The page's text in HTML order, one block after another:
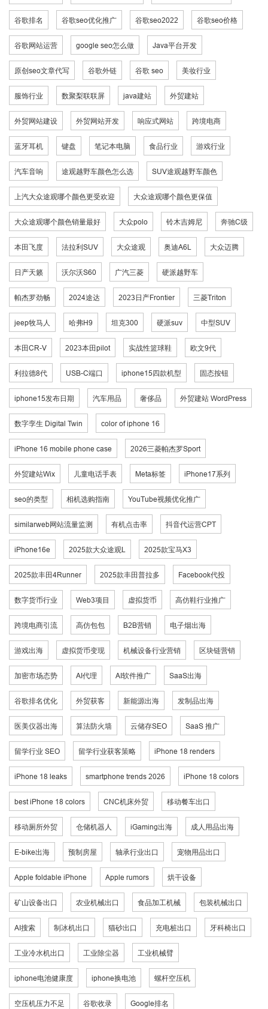
谷歌排名 谷歌seo优化推广 谷歌seo2022 谷歌seo价格
谷歌网站运营 google seo怎么做 Java平台开发
原创seo文章代写 谷歌外链 谷歌 seo 美妆行业
服饰行业 数聚梨联联屏 java建站 外贸建站
外贸网站建设 外贸网站开发 响应式网站 跨境电商
蓝牙耳机 键盘 笔记本电脑 食品行业 游戏行业
汽车音响 途观越野车颜色怎么选 SUV途观越野车颜色
上汽大众途观哪个颜色更受欢迎 大众途观哪个颜色更保值
大众途观哪个颜色销量最好 大众polo 铃木吉姆尼 奔驰C级
本田飞度 法拉利SUV 大众途观 奥迪A6L 大众迈腾
日产天籁 沃尔沃S60 广汽三菱 硬派越野车
帕杰罗劲畅 2024途达 2023日产Frontier 三菱Triton
jeep牧马人 哈弗H9 坦克300 硬派suv 中型SUV
本田CR-V 2023本田pilot 实战性篮球鞋 欧文9代
利拉德8代 USB-C端口 iphone15四款机型 固态按钮
iphone15发布日期 汽车用品 奢侈品 外贸建站 WordPress
数字孪生 Digital Twin color of iphone 16
iPhone 16 mobile phone case 2026三菱帕杰罗Sport
外贸建站Wix 儿童电话手表 Meta标签 iPhone17系列
seo的类型 相机选购指南 YouTube视频优化推广
similarweb网站流量监测 有机点击率 抖音代运营CPT
iPhone16e 2025款大众途观L 2025款宝马X3
2025款丰田4Runner 2025款丰田普拉多 Facebook代投
数字货币行业 Web3项目 虚拟货币 高仿鞋行业推广
跨境电商引流 高仿包包 B2B营销 电子烟出海
游戏出海 虚拟货币变现 机械设备行业营销 区块链营销
加密市场态势 AI代理 AI软件推广 SaaS出海
谷歌排名优化 外贸获客 新能源出海 发制品出海
医美仪器出海 算法防火墙 云储存SEO SaaS 推广
留学行业 SEO 留学行业获客策略 iPhone 18 renders
iPhone 18 leaks smartphone trends 2026 iPhone 18 colors
best iPhone 18 colors CNC机床外贸 移动餐车出口
移动厕所外贸 仓储机器人 iGaming出海 成人用品出海
E-bike出海 预制房屋 轴承行业出口 宠物用品出口
Apple foldable iPhone Apple rumors 烘干设备
矿山设备出口 农业机械出口 食品加工机械 包装机械出口
AI搜索 制冰机出口 猫砂出口 充电桩出口 牙科椅出口
工业冷水机出口 工业除尘器 工业机械臂
iphone电池健康度 iphone换电池 螺杆空压机
空压机压力不足 谷歌收录 Google排名